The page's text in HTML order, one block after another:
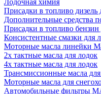
Лодочная химия
Присадки в топливо дизель
Дополнительные средства
Присадки в топливо бензин
Консистентные смазки для
Моторные масла линейки
2х тактные масла для лодок
4х тактные масла для лодок
Трансмиссионные масла
Моторные масла для
Автомобильные фильтры